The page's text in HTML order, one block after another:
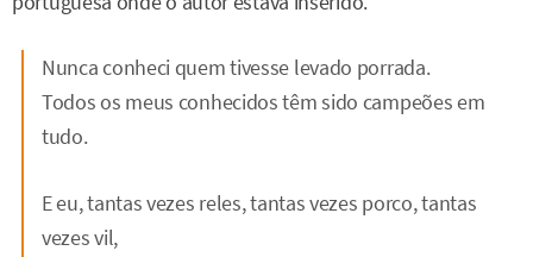
Nunca conheci quem tivesse levado porrada.
Todos os meus conhecidos têm sido campeões em
tudo.
E eu, tantas vezes reles, tantas vezes porco, tantas
vezes vil,